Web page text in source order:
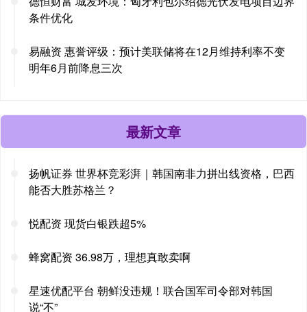
条件优化
易融资 惠誉评级：预计美联储将在12月维持利率不变
明年6月前降息三次
最新文章
扬帆证券 世界杯竞彩湃｜韩国南非力拼出线资格，巴西
能否大胜苏格兰？
悦配资 现货白银跌超5%
蜂窝配资 36.98万，理想真敢卖啊
星速优配平台 朝鲜没违规！联合国军司令部对韩国
说“不”